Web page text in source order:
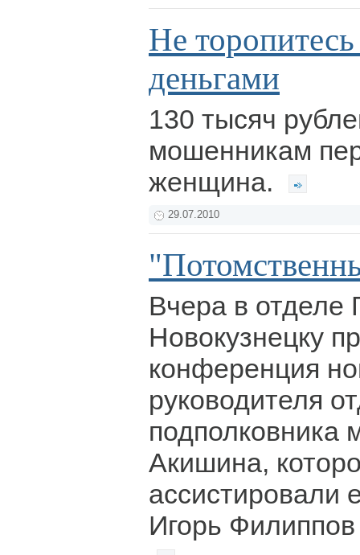
Не торопитесь
деньгами
130 тысяч
мошенникам
женщина.
29.07.2010
Вчера в
Новокузнецку
конференция
руководителя
подполковника
Акишина,
ассистировали
Игорь